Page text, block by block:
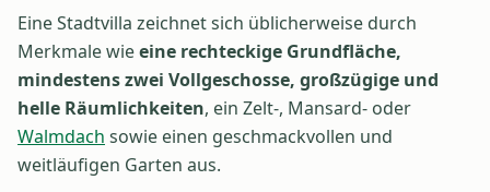
Eine Stadtvilla zeichnet sich üblicherweise durch
Merkmale wieeine rechteckige Grundfläche,
mindestens zwei Vollgeschosse, großzügige und
helle Räumlichkeiten, ein Zelt-, Mansard- oder
Walmdach sowie einen geschmackvollen und
weitläufigen Garten aus.